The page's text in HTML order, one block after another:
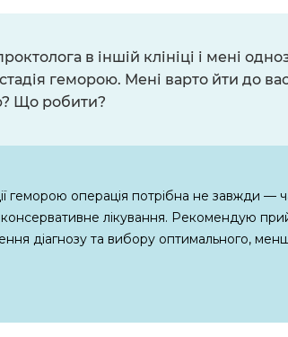
в іншій клініці і мені
геморою. Мені варто йти до
Що робити?
геморою операція потрібна не завжди —
лікування. Рекомендую
діагнозу та вибору оптимального,